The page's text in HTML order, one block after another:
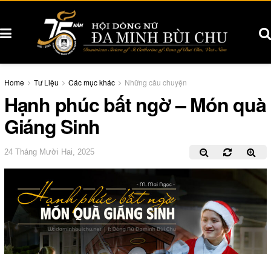
Home Tư Liệu Các mục khác Những câu chuyện
Hạnh phúc bất ngờ – Món quà
Giáng Sinh
24 Tháng Mười Hai, 2025